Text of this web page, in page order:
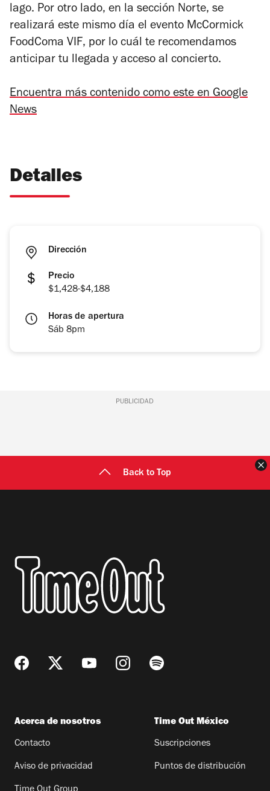
lago. Por otro lado, en la sección Norte, se
realizará este mismo día el evento McCormick
FoodComa VIF, por lo cuál te recomendamos
anticipar tu llegada y acceso al concierto.
Encuentra más contenido como este en Google
News
Detalles
Dirección
Precio
$1,428-$4,188
Horas de apertura
Sáb 8pm
PUBLICIDAD
Back to Top
Acerca de nosotros
Contacto
Aviso de privacidad
Time Out México
Suscripciones
Puntos de distribución